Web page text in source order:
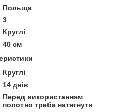
Польща
3
Круглі
40 см
Круглі
14 днів
Перед використанням
полотно треба натягнути